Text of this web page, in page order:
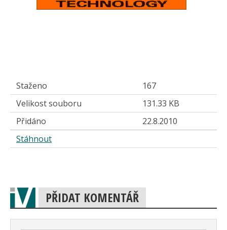
Staženo
167
Velikost souboru
131.33 KB
Přidáno
22.8.2010
Stáhnout
PŘIDAT KOMENTÁŘ